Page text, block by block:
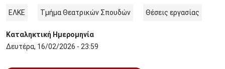
ΕΛΚΕ Τμήμα Θεατρικών Σπουδών Θέσεις εργασίας
Καταληκτική Ημερομηνία
Δευτέρα, 16/02/2026 - 23:59